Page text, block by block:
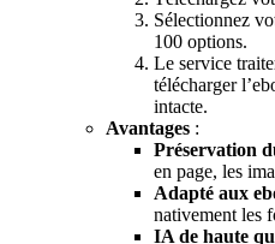
Sélectionnez
100 options.
Le service
télécharger
intacte.
Avantages :
Préservation
en page, les
Adapté aux
nativement les
IA de haute